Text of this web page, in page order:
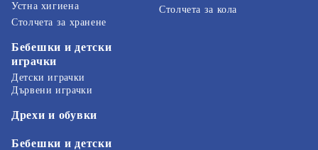
Устна хигиена
Столчета за кола
Столчета за хранене
Бебешки и детски
играчки
Детски играчки
Дървени играчки
Дрехи и обувки
Бебешки и детски